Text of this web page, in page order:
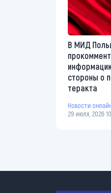
В МИД
стороны о
теракта
Новости
29 июля, 2026